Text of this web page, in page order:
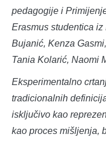
pedagogije i
Erasmus studentica
Bujanić, Kenza
Tania Kolarić, Naomi
Eksperimentalno
tradicionalnih
isključivo kao
kao proces mišljenja,